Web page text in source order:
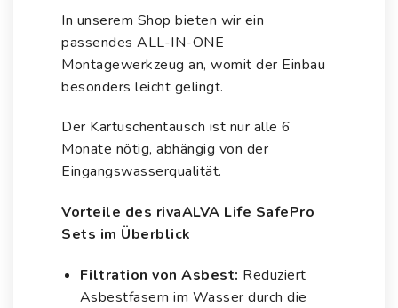
In unserem Shop bieten wir ein
passendes ALL-IN-ONE
Montagewerkzeug an, womit der Einbau
besonders leicht gelingt.
Der Kartuschentausch ist nur alle 6
Monate nötig, abhängig von der
Eingangswasserqualität.
Vorteile des rivaALVA Life SafePro
Sets im Überblick
Filtration von Asbest: Reduziert
Asbestfasern im Wasser durch die